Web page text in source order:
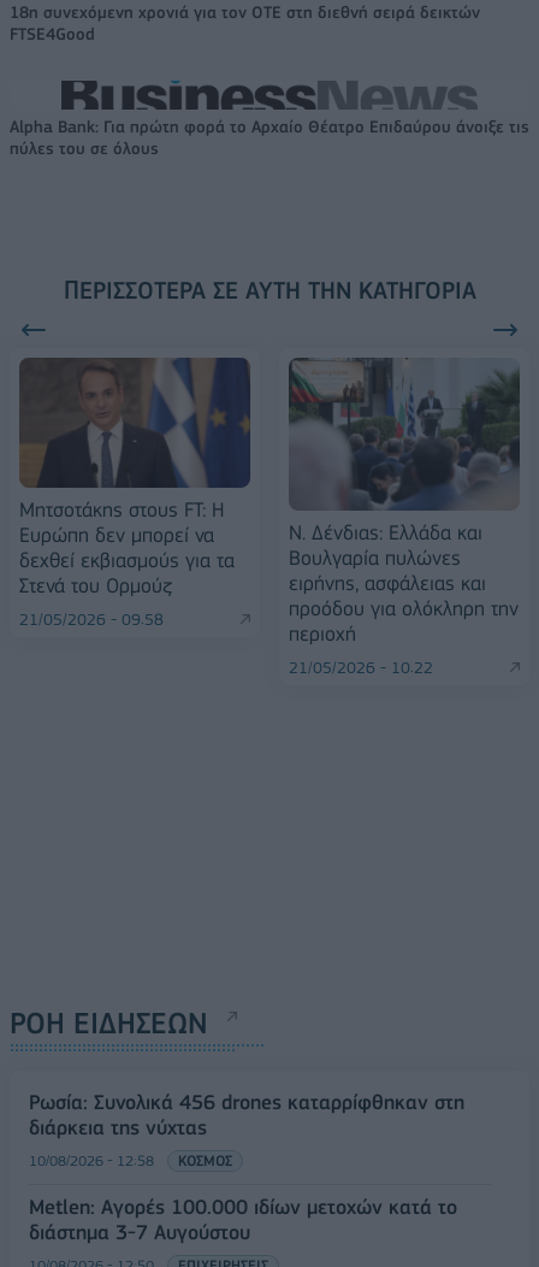
18η συνεχόμενη χρονιά για τον ΟΤΕ στη διεθνή σειρά δεικτών
FTSE4Good
Alpha Bank: Για πρώτη φορά το Αρχαίο Θέατρο Επιδαύρου άνοιξε τις
πύλες του σε όλους
ΠΕΡΙΣΣΌΤΕΡΑ ΣΕ ΑΥΤΉ ΤΗΝ ΚΑΤΗΓΟΡΊΑ
Μητσοτάκης στους FT: Η
Ευρώπη δεν μπορεί να
δεχθεί εκβιασμούς για τα
Στενά του Ορμούζ
21/05/2026 - 09:58
Ν. Δένδιας: Ελλάδα και
Βουλγαρία πυλώνες
ειρήνης, ασφάλειας και
προόδου για ολόκληρη την
περιοχή
21/05/2026 - 10:22
ΡΟΗ ΕΙΔΗΣΕΩΝ
Ρωσία: Συνολικά 456 drones καταρρίφθηκαν στη
διάρκεια της νύχτας
10/08/2026 - 12:58 ΚΟΣΜΟΣ
Metlen: Αγορές 100.000 ιδίων μετοχών κατά το
διάστημα 3-7 Αυγούστου